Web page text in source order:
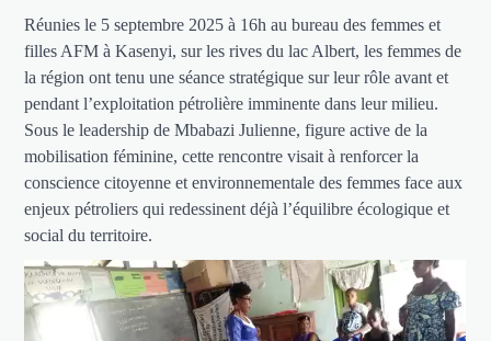
Réunies le 5 septembre 2025 à 16h au bureau des femmes et
filles AFM à Kasenyi, sur les rives du lac Albert, les femmes de
la région ont tenu une séance stratégique sur leur rôle avant et
pendant l’exploitation pétrolière imminente dans leur milieu.
Sous le leadership de Mbabazi Julienne, figure active de la
mobilisation féminine, cette rencontre visait à renforcer la
conscience citoyenne et environnementale des femmes face aux
enjeux pétroliers qui redessinent déjà l’équilibre écologique et
social du territoire.